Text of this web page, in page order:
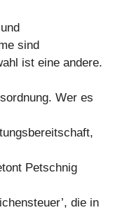
sind
ist eine andere.
Wer es
Petschnig
die in